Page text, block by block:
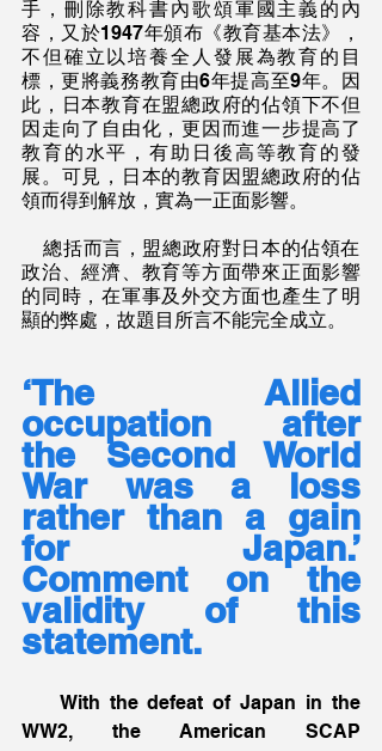
手，刪除教科書內歌頌軍國主義的內
容，又於1947年頒布《教育基本法》，
不但確立以培養全人發展為教育的目
標，更將義務教育由6年提高至9年。因
此，日本教育在盟總政府的佔領下不但
因走向了自由化，更因而進一步提高了
教育的水平，有助日後高等教育的發
展。可見，日本的教育因盟總政府的佔
領而得到解放，實為一正面影響。
    總括而言，盟總政府對日本的佔領在
政治、經濟、教育等方面帶來正面影響
的同時，在軍事及外交方面也產生了明
顯的弊處，故題目所言不能完全成立。
‘The Allied
occupation after
the Second World
War was a loss
rather than a gain
for Japan.’
Comment on the
validity of this
statement.
WW2, the American SCAP